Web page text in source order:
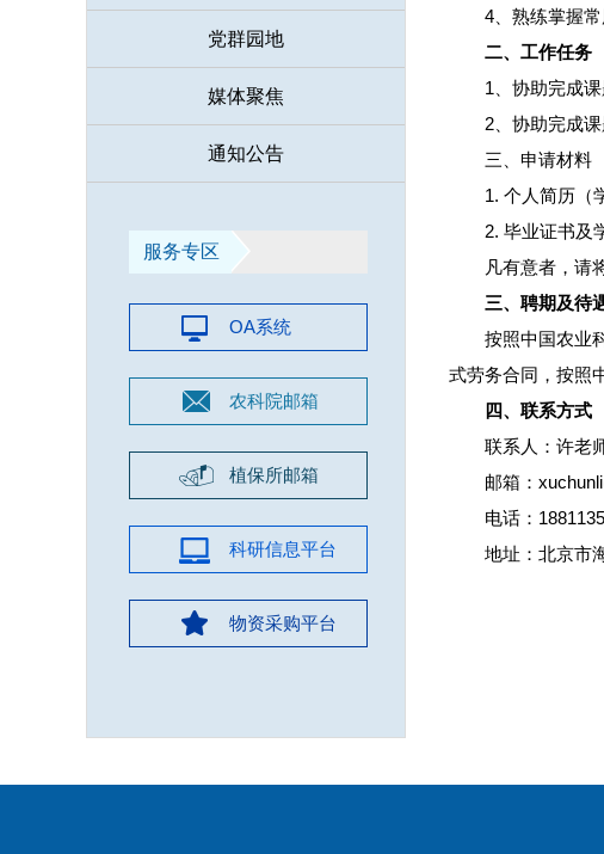
党群园地
媒体聚焦
通知公告
服务专区
OA系统
农科院邮箱
植保所邮箱
科研信息平台
物资采购平台
4、熟练掌握
二、工作任务
1、协助完成
2、协助完成
三、申请材料
1. 个人简历（
2. 毕业证书及
凡有意者，请
三、聘期及待
按照中国农业
式劳务合同，按照
四、联系方式
联系人：许老
邮箱：
电话：
地址：北京市